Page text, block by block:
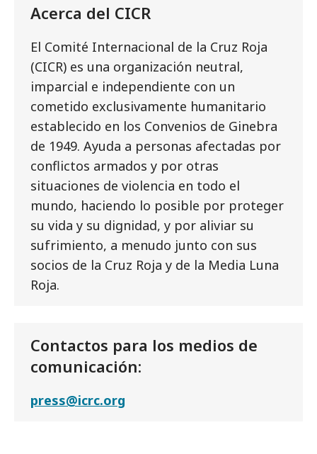
Acerca del CICR
El Comité Internacional de la Cruz Roja
(CICR) es una organización neutral,
imparcial e independiente con un
cometido exclusivamente humanitario
establecido en los Convenios de Ginebra
de 1949. Ayuda a personas afectadas por
conflictos armados y por otras
situaciones de violencia en todo el
mundo, haciendo lo posible por proteger
su vida y su dignidad, y por aliviar su
sufrimiento, a menudo junto con sus
socios de la Cruz Roja y de la Media Luna
Roja.
Contactos para los medios de
comunicación:
press@icrc.org